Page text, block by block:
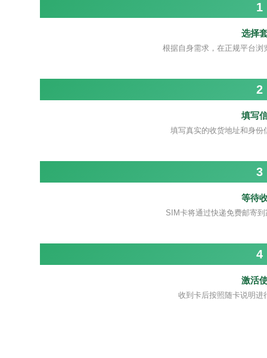
1
选择
根据自身需求，在正规平台浏
2
填写
填写真实的收货地址和身份
3
等待
SIM卡将通过快递免费邮寄
4
激活
收到卡后按照随卡说明进